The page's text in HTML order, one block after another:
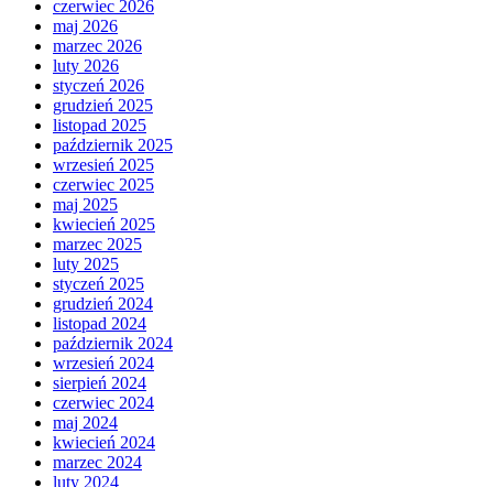
czerwiec 2026
maj 2026
marzec 2026
luty 2026
styczeń 2026
grudzień 2025
listopad 2025
październik 2025
wrzesień 2025
czerwiec 2025
maj 2025
kwiecień 2025
marzec 2025
luty 2025
styczeń 2025
grudzień 2024
listopad 2024
październik 2024
wrzesień 2024
sierpień 2024
czerwiec 2024
maj 2024
kwiecień 2024
marzec 2024
luty 2024